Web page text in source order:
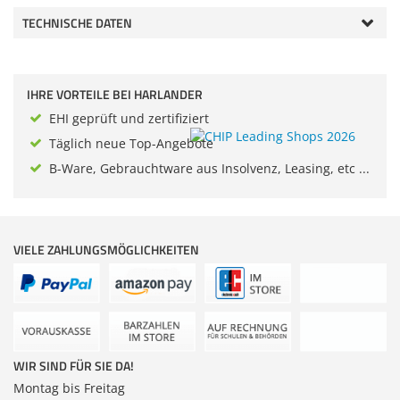
TECHNISCHE DATEN
IHRE VORTEILE BEI HARLANDER
EHI geprüft und zertifiziert
Täglich neue Top-Angebote
B-Ware, Gebrauchtware aus Insolvenz, Leasing, etc ...
VIELE ZAHLUNGSMÖGLICHKEITEN
WIR SIND FÜR SIE DA!
Montag bis Freitag